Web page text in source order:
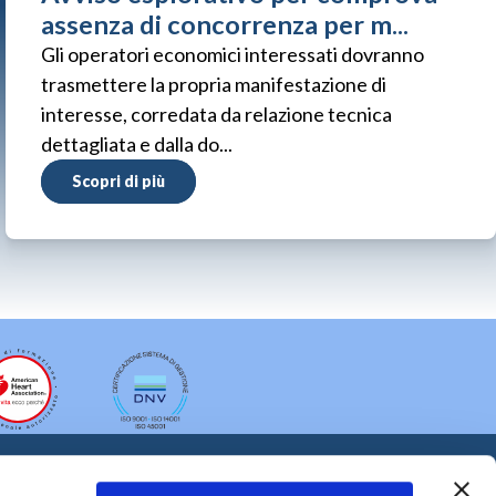
assenza di concorrenza per m...
Gli operatori economici interessati dovranno
trasmettere la propria manifestazione di
interesse, corredata da relazione tecnica
dettagliata e dalla do...
Scopri di più